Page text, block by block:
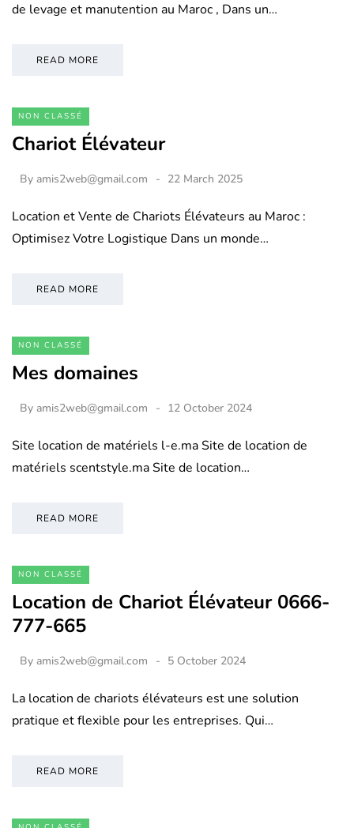
de levage et manutention au Maroc , Dans un…
READ MORE
NON CLASSÉ
Chariot Élévateur
By amis2web@gmail.com 22 March 2025
Location et Vente de Chariots Élévateurs au Maroc :
Optimisez Votre Logistique Dans un monde…
READ MORE
NON CLASSÉ
Mes domaines
By amis2web@gmail.com 12 October 2024
Site location de matériels l-e.ma Site de location de
matériels scentstyle.ma Site de location…
READ MORE
NON CLASSÉ
Location de Chariot Élévateur 0666-
777-665
By amis2web@gmail.com 5 October 2024
La location de chariots élévateurs est une solution
pratique et flexible pour les entreprises. Qui…
READ MORE